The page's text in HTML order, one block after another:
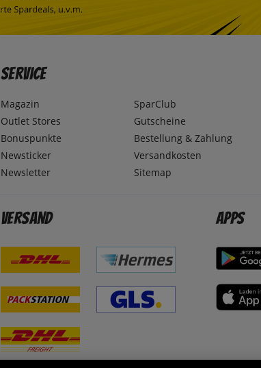
Service
Magazin
Outlet Stores
Bonuspunkte
Newsticker
Newsletter
SparClub
Gutscheine
Bestellung & Zahlung
Versandkosten
Sitemap
Versand Apps